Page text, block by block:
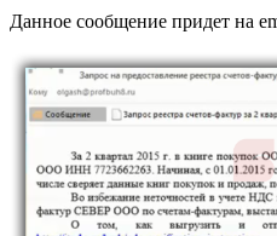
Данное сообщение придет на